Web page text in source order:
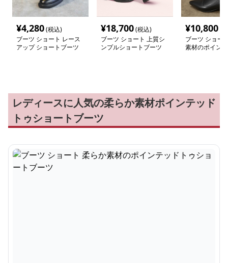
¥4,280(税込)
ブーツ ショート レース
アップ ショートブーツ
¥18,700(税込)
ブーツ ショート 上質シ
ンプルショートブーツ
¥10,800
ブーツ ショー
素材のポイン
レディースに人気の柔らか素材ポインテッド
トゥショートブーツ